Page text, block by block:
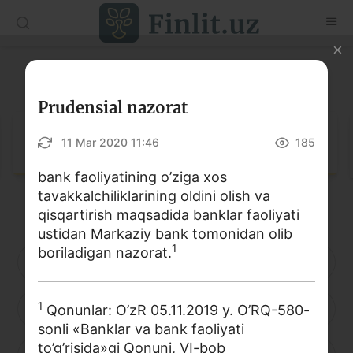
Рус
Maqolalar
O‘quv qo‘llanmalar
Lug‘at
Moliyaviy savodxonlik bo‘yicha kitoblar
Video
Loyihalar
Interaktiv xizmatlar
Fotogalereya
Lug‘at
A B D
I J K L M N
Prudensial nazorat
11 Mar 2020 11:46 185
bank faoliyatining o’ziga xos
tavakkalchiliklarining oldini olish va
qisqartirish maqsadida banklar faoliyati
ustidan Markaziy bank tomonidan olib
boriladigan nazorat.1
1 Qonunlar: O’zR 05.11.2019 y. O’RQ-580-
sonli «Banklar va bank faoliyati
to’g’risida»gi Qonuni, VI-bob